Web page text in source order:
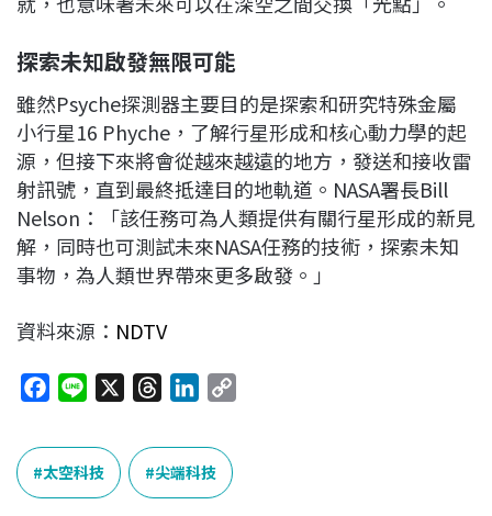
探索未知啟發無限可能
雖然Psyche探測器主要目的是探索和研究特殊金屬
小行星16 Phyche，了解行星形成和核心動力學的起
源，但接下來將會從越來越遠的地方，發送和接收雷
射訊號，直到最終抵達目的地軌道。NASA署長Bill
Nelson：「該任務可為人類提供有關行星形成的新見
解，同時也可測試未來NASA任務的技術，探索未知
事物，為人類世界帶來更多啟發。」
資料來源： NDTV
c
e
b
n
e
r
e
a
n
k
e
太空科技 尖端科技